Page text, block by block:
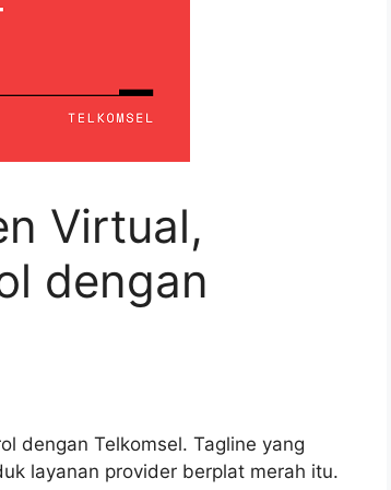
Virtual,
dengan
dengan Telkomsel. Tagline yang
layanan provider berplat merah itu.